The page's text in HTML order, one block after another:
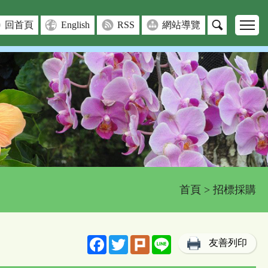
回首頁 English RSS 網站導覽
首頁 > 招標採購
FacebookTwitterPlurk Line 友善列印